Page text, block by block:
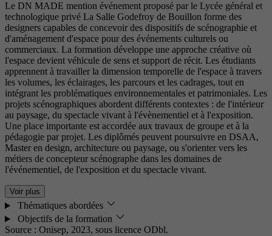
Le DN MADE mention événement proposé par le Lycée général et
technologique privé La Salle Godefroy de Bouillon forme des
designers capables de concevoir des dispositifs de scénographie et
d'aménagement d'espace pour des événements culturels ou
commerciaux. La formation développe une approche créative où
l'espace devient véhicule de sens et support de récit. Les étudiants
apprennent à travailler la dimension temporelle de l'espace à travers
les volumes, les éclairages, les parcours et les cadrages, tout en
intégrant les problématiques environnementales et patrimoniales. Les
projets scénographiques abordent différents contextes : de l'intérieur
au paysage, du spectacle vivant à l'évènementiel et à l'exposition.
Une place importante est accordée aux travaux de groupe et à la
pédagogie par projet. Les diplômés peuvent poursuivre en DSAA,
Master en design, architecture ou paysage, ou s'orienter vers les
métiers de concepteur scénographe dans les domaines de
l'événementiel, de l'exposition et du spectacle vivant.
Voir plus
Thématiques abordées
Objectifs de la formation
Source : Onisep, 2023, sous licence ODbl.